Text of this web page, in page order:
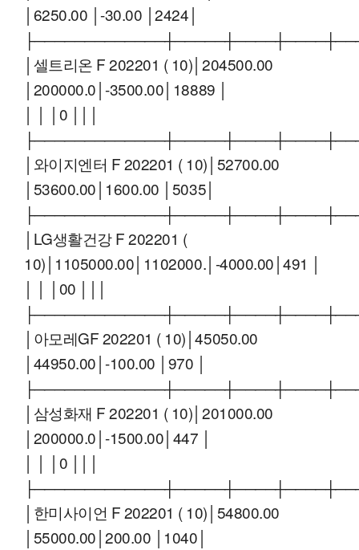
│6250.00 │-30.00 │2424│
│셀트리온 F 202201 ( 10)│204500.00
│200000.0│-3500.00│18889 │
│ │ │0 │││
│와이지엔터 F 202201 ( 10)│52700.00
│53600.00│1600.00 │5035│
│LG생활건강 F 202201 (
10)│1105000.00│1102000.│-4000.00│491 │
│ │ │00 │││
│아모레GF 202201 ( 10)│45050.00
│44950.00│-100.00 │970 │
│삼성화재 F 202201 ( 10)│201000.00
│200000.0│-1500.00│447 │
│ │ │0 │││
│한미사이언 F 202201 ( 10)│54800.00
│55000.00│200.00 │1040│